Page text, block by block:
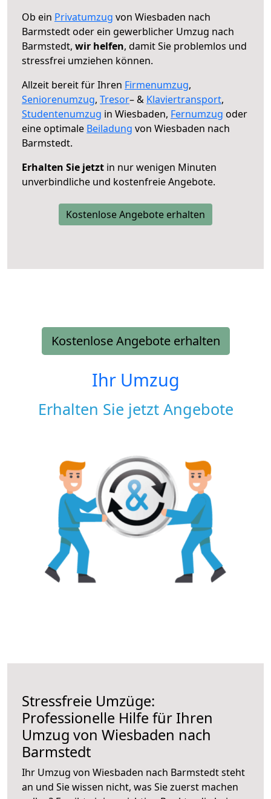
Ob ein Privatumzug von Wiesbaden nach
Barmstedt oder ein gewerblicher Umzug nach
Barmstedt, wir helfen, damit Sie problemlos und
stressfrei umziehen können.
Allzeit bereit für Ihren Firmenumzug,
Seniorenumzug, Tresor– & Klaviertransport,
Studentenumzug in Wiesbaden, Fernumzug oder
eine optimale Beiladung von Wiesbaden nach
Barmstedt.
Erhalten Sie jetzt in nur wenigen Minuten
unverbindliche und kostenfreie Angebote.
Kostenlose Angebote erhalten
Kostenlose Angebote erhalten
Ihr Umzug
Erhalten Sie jetzt Angebote
Stressfreie Umzüge:
Professionelle Hilfe für Ihren
Umzug von Wiesbaden nach
Barmstedt
Ihr Umzug von Wiesbaden nach Barmstedt steht
an und Sie wissen nicht, was Sie zuerst machen